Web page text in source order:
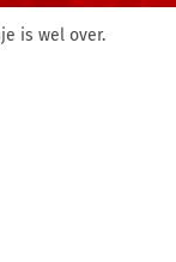
is wel over.